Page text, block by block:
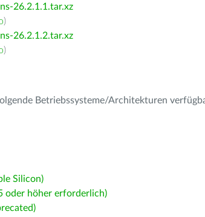
26.2.1.1.tar.xz
)
26.2.1.2.tar.xz
)
Betriebssysteme/Architekturen
Silicon)
oder höher erforderlich)